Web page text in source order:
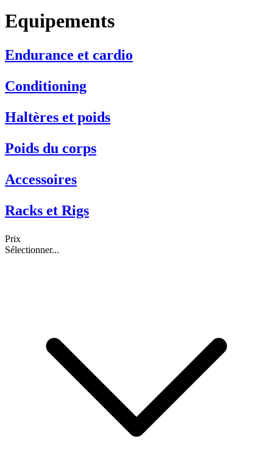
Equipements
Endurance et cardio
Conditioning
Haltères et poids
Poids du corps
Accessoires
Racks et Rigs
Prix
Sélectionner...